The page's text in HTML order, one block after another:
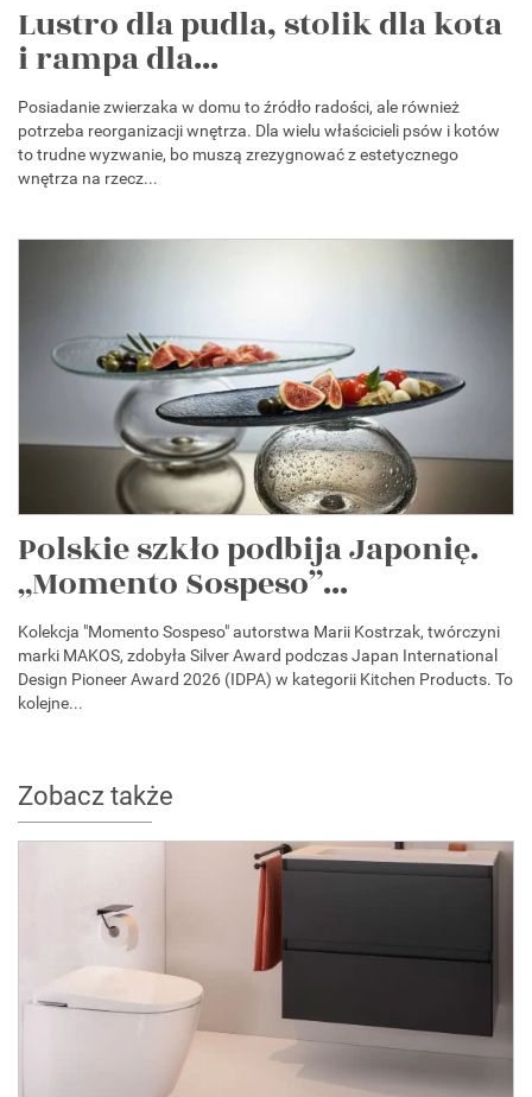
Lustro dla pudla, stolik dla kota
i rampa dla...
Posiadanie zwierzaka w domu to źródło radości, ale również
potrzeba reorganizacji wnętrza. Dla wielu właścicieli psów i kotów
to trudne wyzwanie, bo muszą zrezygnować z estetycznego
wnętrza na rzecz...
Polskie szkło podbija Japonię.
„Momento Sospeso”...
Kolekcja "Momento Sospeso" autorstwa Marii Kostrzak, twórczyni
marki MAKOS, zdobyła Silver Award podczas Japan International
Design Pioneer Award 2026 (IDPA) w kategorii Kitchen Products. To
kolejne...
Zobacz także